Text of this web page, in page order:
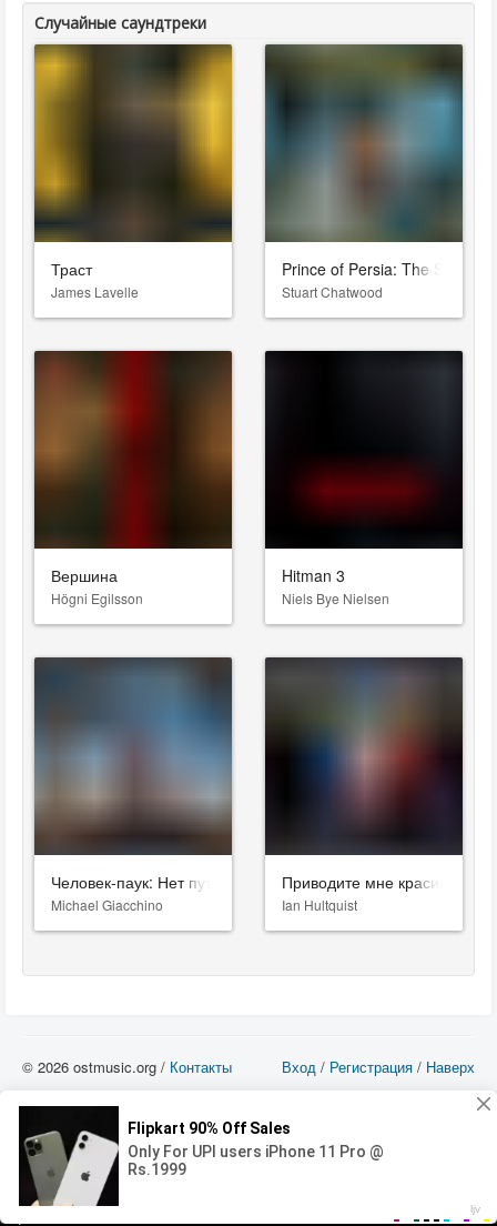
Error loading media: File could not be played 00:00
Случайные саундтреки
Траст
James Lavelle
Prince of Persia: The Sands
Stuart Chatwood
Вершина
Högni Egilsson
Hitman 3
Niels Bye Nielsen
Человек-паук: Нет пути домой
Michael Giacchino
Приводите мне красивых:
Ian Hultquist
Вход / Регистрация / Наверх
© 2026 ostmusic.org / Контакты
можете использовать такие материалы только в том в случае, если
использование производится с ознакомительными целями - для прочих целей
вы должны приобрести лицензионную запись.